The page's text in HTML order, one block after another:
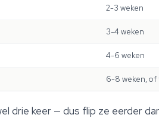
2-3 weken
3-4 weken
4-6 weken
6-8 weken, of
keer — dus flip ze eerder